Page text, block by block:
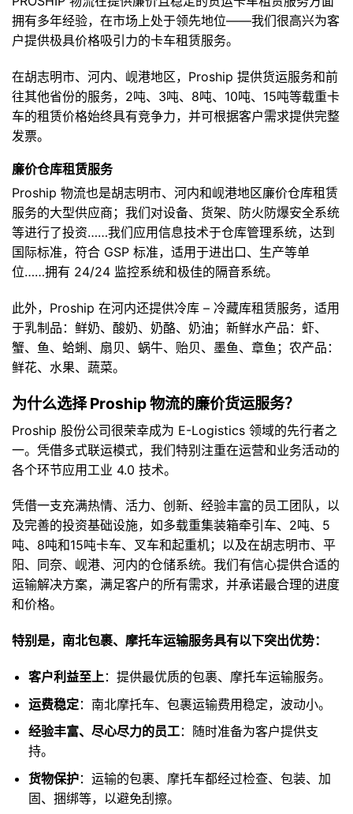
拥有多年经验，在市场上处于领先地位——我们很高兴为客
户提供极具价格吸引力的卡车租赁服务。
在胡志明市、河内、岘港地区，Proship 提供货运服务和前
往其他省份的服务，2吨、3吨、8吨、10吨、15吨等载重卡
车的租赁价格始终具有竞争力，并可根据客户需求提供完整
发票。
廉价仓库租赁服务
Proship 物流也是胡志明市、河内和岘港地区廉价仓库租赁
服务的大型供应商；我们对设备、货架、防火防爆安全系统
等进行了投资……我们应用信息技术于仓库管理系统，达到
国际标准，符合 GSP 标准，适用于进出口、生产等单
位……拥有 24/24 监控系统和极佳的隔音系统。
此外，Proship 在河内还提供冷库 – 冷藏库租赁服务，适用
于乳制品：鲜奶、酸奶、奶酪、奶油；新鲜水产品：虾、
蟹、鱼、蛤蜊、扇贝、蜗牛、贻贝、墨鱼、章鱼；农产品：
鲜花、水果、蔬菜。
为什么选择 Proship 物流的廉价货运服务？
Proship 股份公司很荣幸成为 E-Logistics 领域的先行者之
一。凭借多式联运模式，我们特别注重在运营和业务活动的
各个环节应用工业 4.0 技术。
凭借一支充满热情、活力、创新、经验丰富的员工团队，以
及完善的投资基础设施，如多载重集装箱牵引车、2吨、5
吨、8吨和15吨卡车、叉车和起重机；以及在胡志明市、平
阳、同奈、岘港、河内的仓储系统。我们有信心提供合适的
运输解决方案，满足客户的所有需求，并承诺最合理的进度
和价格。
特别是，南北包裹、摩托车运输服务具有以下突出优势：
客户利益至上 ：提供最优质的包裹、摩托车运输服务。
运费稳定：南北摩托车、包裹运输费用稳定，波动小。
经验丰富、尽心尽力的员工：随时准备为客户提供支
持。
货物保护：运输的包裹、摩托车都经过检查、包装、加
固、捆绑等，以避免刮擦。